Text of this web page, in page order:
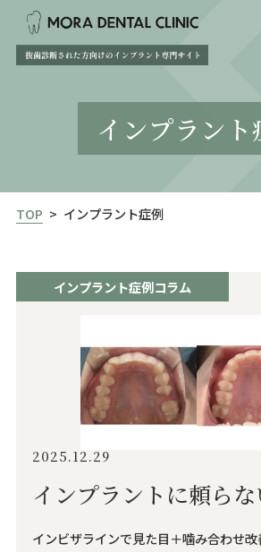
インプラント
TOP インプラント症例
インプラント症例コラム
2025.12.29
インプラントに頼ら
インビザラインで見た目＋噛み合わせ